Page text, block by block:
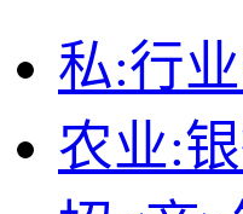
私:行
农业: